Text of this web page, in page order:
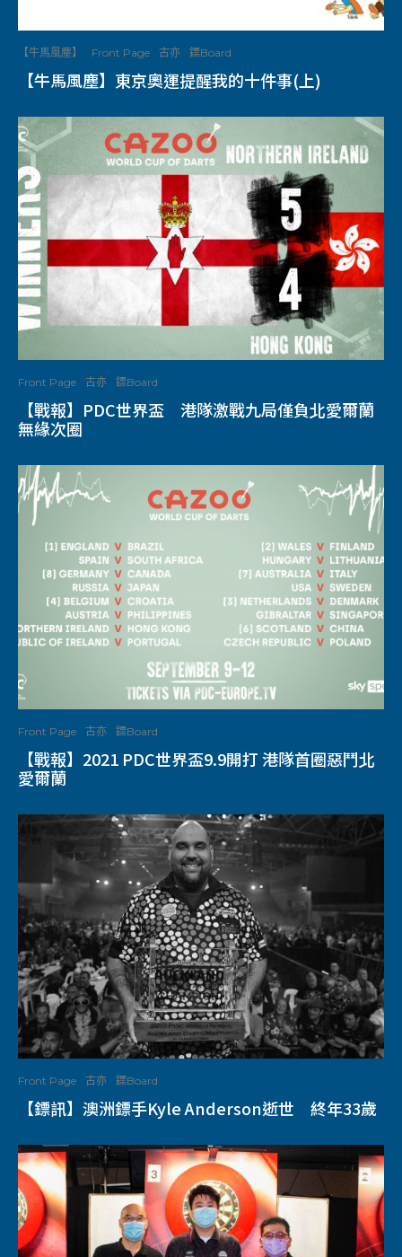
【牛馬風塵】 Front Page 古亦 鏢Board
【牛馬風塵】東京奧運提醒我的十件事(上)
Front Page 古亦 鏢Board
【戰報】PDC世界盃 港隊激戰九局僅負北愛爾蘭
無緣次圈
Front Page 古亦 鏢Board
【戰報】2021 PDC世界盃9.9開打 港隊首圈惡鬥北
愛爾蘭
Front Page 古亦 鏢Board
【鏢訊】澳洲鏢手Kyle Anderson逝世 終年33歲